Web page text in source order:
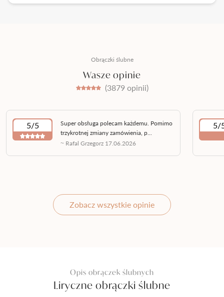
Obrączki ślubne
Wasze opinie
(3879 opinii)
5/5
Super obsługa polecam każdemu. Pomimo
trzykrotnej zmiany zamówienia, p...
~ Rafal Grzegorz 17.06.2026
5/
Zobacz wszystkie opinie
Opis obrączek ślubnych
Liryczne obrączki ślubne